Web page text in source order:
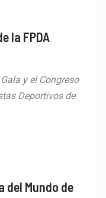
la FPDA
y el Congreso
Deportivos de
del Mundo de